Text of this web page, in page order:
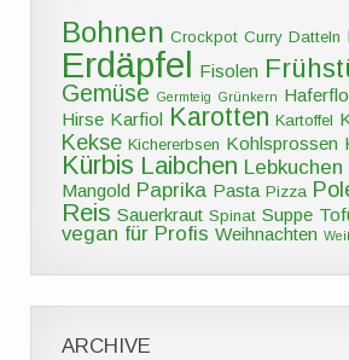
Bohnen Crockpot Curry Datteln
Erdäpfel Fisolen
Gemüse Germteig Grünkern
Hirse Karfiol Karotten Kartoffel
Kekse Kichererbsen Kohlsprossen
Kürbis Laibchen Lebkuchen
Mangold Paprika Pasta Pizza
Reis Sauerkraut Spinat Suppe
vegan für Profis Weihnachten
ARCHIVE